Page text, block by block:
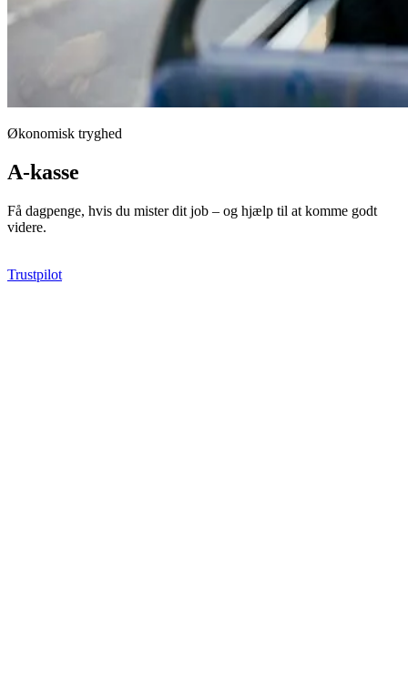
Økonomisk tryghed
A-kasse
Få dagpenge, hvis du mister dit job – og hjælp til at komme godt
videre.
Trustpilot